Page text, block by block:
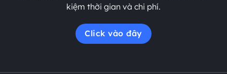
kiệm thời gian và chi phí.
Click vào đây